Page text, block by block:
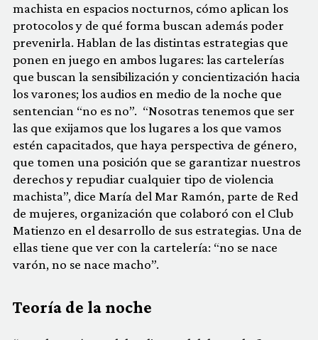
machista en espacios nocturnos, cómo aplican los
protocolos y de qué forma buscan además poder
prevenirla. Hablan de las distintas estrategias que
ponen en juego en ambos lugares: las cartelerías
que buscan la sensibilización y concientización hacia
los varones; los audios en medio de la noche que
sentencian “no es no”. “Nosotras tenemos que ser
las que exijamos que los lugares a los que vamos
estén capacitados, que haya perspectiva de género,
que tomen una posición que se garantizar nuestros
derechos y repudiar cualquier tipo de violencia
machista”, dice María del Mar Ramón, parte de Red
de mujeres, organización que colaboró con el Club
Matienzo en el desarrollo de sus estrategias. Una de
ellas tiene que ver con la cartelería: “no se nace
varón, no se nace macho”.
Teoría de la noche